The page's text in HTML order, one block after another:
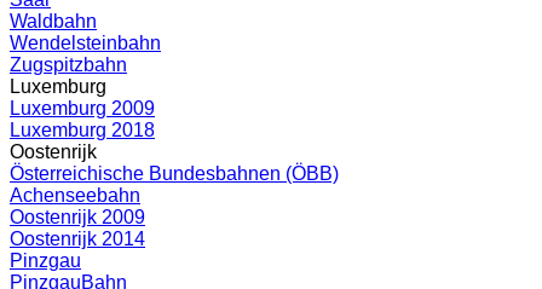
Waldbahn
Wendelsteinbahn
Zugspitzbahn
Luxemburg
Luxemburg 2009
Luxemburg 2018
Oostenrijk
Österreichische Bundesbahnen (ÖBB)
Achenseebahn
Oostenrijk 2009
Oostenrijk 2014
Pinzgau
PinzgauBahn